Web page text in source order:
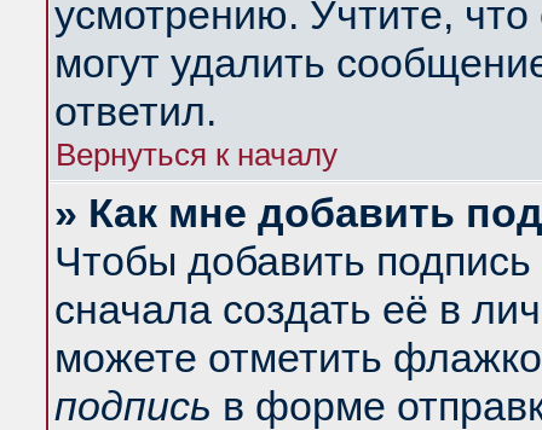
усмотрению. Учтите,
могут удалить
ответил.
Вернуться к началу
» Как мне добавить
Чтобы добавить
сначала создать её в
можете отметить
подпись в форме